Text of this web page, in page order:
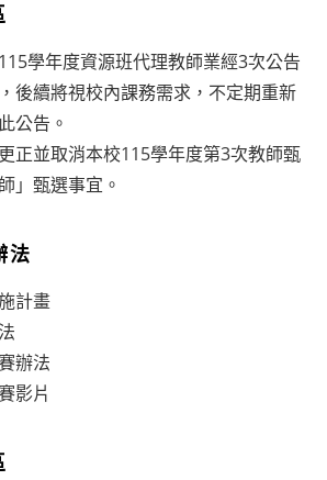
學年度資源班代理教師業經3次公告
後續將視校內課務需求，不定期重新
公告。
正並取消本校115學年度第3次教師甄
」甄選事宜。
法
計畫
辦法
影片